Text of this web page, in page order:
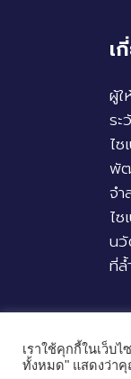
เ
ผู้ใ
ร
ไ
พั
จ
ไ
น
ที่ล้
เราใช้คุกกี้ในเว็บ
ทั้งหมด" แสดงว่า